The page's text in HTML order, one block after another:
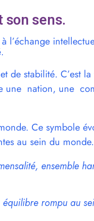
son sens.
l’échange
de stabilité. C’est
une nation, une
Ce symbole
au sein du monde.
ensemble
rompu au